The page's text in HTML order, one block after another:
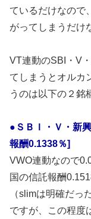
ているだけなので
がってしまうだけ
VT連動のSBI・V
てしまうとオルカ
うのは以下の２銘
●ＳＢＩ・Ｖ・新
報酬0.1338％]
VWO連動なので
国の信託報酬
（slimは明確だっ
ですが、この程度